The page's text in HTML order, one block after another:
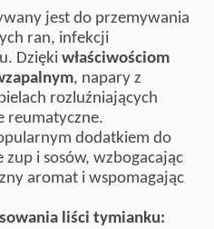
jest do przemywania
ran, infekcji
Dzięki właściwościom
, napary z
rozluźniających
reumatyczne.
dodatkiem do
i sosów, wzbogacając
aromat i wspomagając
liści tymianku: